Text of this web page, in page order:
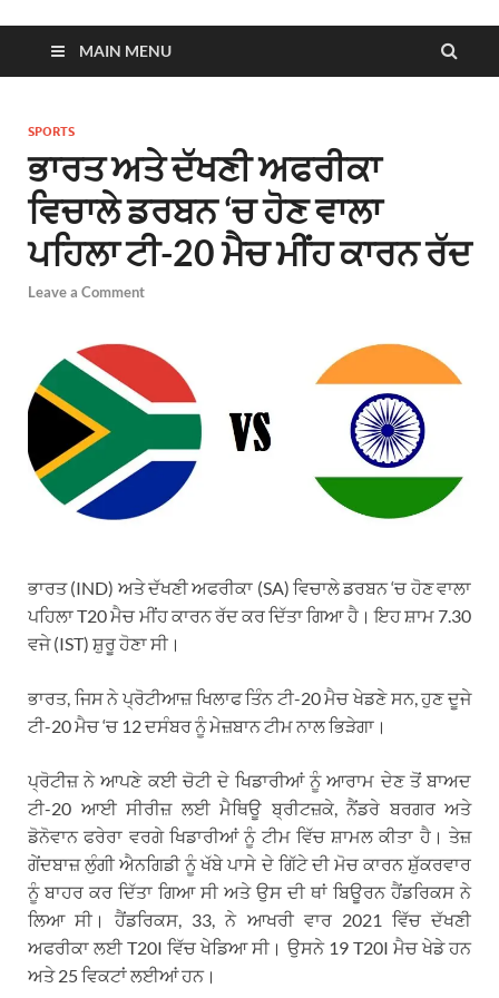
MAIN MENU
SPORTS
ਭਾਰਤ ਅਤੇ ਦੱਖਣੀ ਅਫਰੀਕਾ
ਵਿਚਾਲੇ ਡਰਬਨ ‘ਚ ਹੋਣ ਵਾਲਾ
ਪਹਿਲਾ ਟੀ-20 ਮੈਚ ਮੀਂਹ ਕਾਰਨ ਰੱਦ
Leave a Comment
ਭਾਰਤ (IND) ਅਤੇ ਦੱਖਣੀ ਅਫਰੀਕਾ (SA) ਵਿਚਾਲੇ ਡਰਬਨ ‘ਚ ਹੋਣ ਵਾਲਾ
ਪਹਿਲਾ T20 ਮੈਚ ਮੀਂਹ ਕਾਰਨ ਰੱਦ ਕਰ ਦਿੱਤਾ ਗਿਆ ਹੈ। ਇਹ ਸ਼ਾਮ 7.30
ਵਜੇ (IST) ਸ਼ੁਰੂ ਹੋਣਾ ਸੀ।
ਭਾਰਤ, ਜਿਸ ਨੇ ਪ੍ਰੋਟੀਆਜ਼ ਖਿਲਾਫ ਤਿੰਨ ਟੀ-20 ਮੈਚ ਖੇਡਣੇ ਸਨ, ਹੁਣ ਦੂਜੇ
ਟੀ-20 ਮੈਚ ‘ਚ 12 ਦਸੰਬਰ ਨੂੰ ਮੇਜ਼ਬਾਨ ਟੀਮ ਨਾਲ ਭਿੜੇਗਾ।
ਪ੍ਰੋਟੀਜ਼ ਨੇ ਆਪਣੇ ਕਈ ਚੋਟੀ ਦੇ ਖਿਡਾਰੀਆਂ ਨੂੰ ਆਰਾਮ ਦੇਣ ਤੋਂ ਬਾਅਦ
ਟੀ-20 ਆਈ ਸੀਰੀਜ਼ ਲਈ ਮੈਥਿਊ ਬ੍ਰੀਟਜ਼ਕੇ, ਨੈਂਡਰੇ ਬਰਗਰ ਅਤੇ
ਡੋਨੋਵਾਨ ਫਰੇਰਾ ਵਰਗੇ ਖਿਡਾਰੀਆਂ ਨੂੰ ਟੀਮ ਵਿੱਚ ਸ਼ਾਮਲ ਕੀਤਾ ਹੈ। ਤੇਜ਼
ਗੇਂਦਬਾਜ਼ ਲੁੰਗੀ ਐਨਗਿਡੀ ਨੂੰ ਖੱਬੇ ਪਾਸੇ ਦੇ ਗਿੱਟੇ ਦੀ ਮੋਚ ਕਾਰਨ ਸ਼ੁੱਕਰਵਾਰ
ਨੂੰ ਬਾਹਰ ਕਰ ਦਿੱਤਾ ਗਿਆ ਸੀ ਅਤੇ ਉਸ ਦੀ ਥਾਂ ਬਿਊਰਨ ਹੈਂਡਰਿਕਸ ਨੇ
ਲਿਆ ਸੀ। ਹੈਂਡਰਿਕਸ, 33, ਨੇ ਆਖਰੀ ਵਾਰ 2021 ਵਿੱਚ ਦੱਖਣੀ
ਅਫਰੀਕਾ ਲਈ T20I ਵਿੱਚ ਖੇਡਿਆ ਸੀ। ਉਸਨੇ 19 T20I ਮੈਚ ਖੇਡੇ ਹਨ
ਅਤੇ 25 ਵਿਕਟਾਂ ਲਈਆਂ ਹਨ।